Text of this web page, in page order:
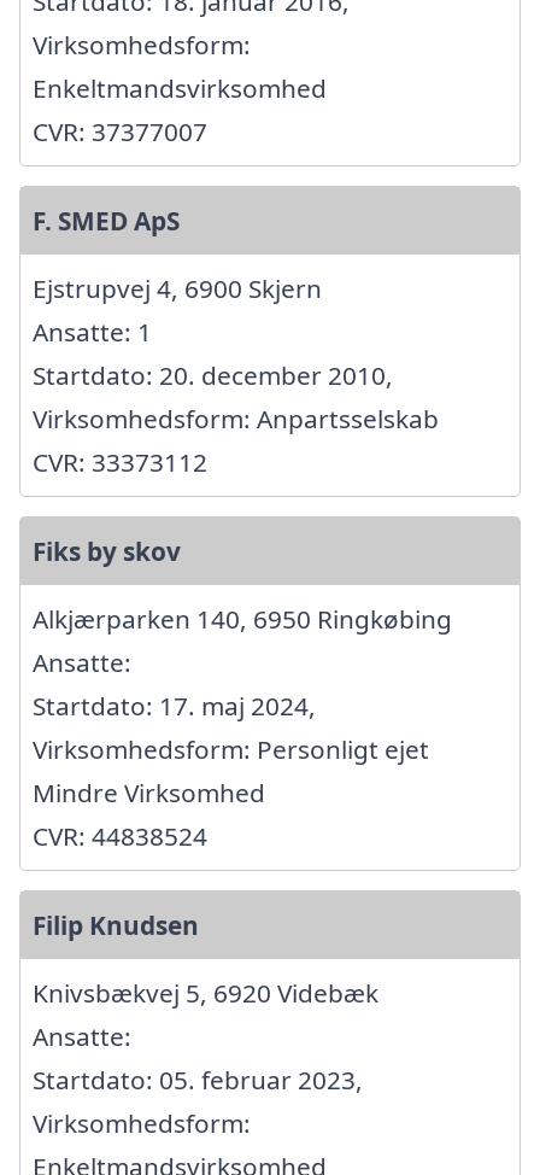
Virksomhedsform:
Enkeltmandsvirksomhed
CVR: 37377007
F. SMED ApS
Ejstrupvej 4, 6900 Skjern
Ansatte: 1
Startdato: 20. december 2010,
Virksomhedsform: Anpartsselskab
CVR: 33373112
Fiks by skov
Alkjærparken 140, 6950 Ringkøbing
Ansatte:
Startdato: 17. maj 2024,
Virksomhedsform: Personligt ejet
Mindre Virksomhed
CVR: 44838524
Filip Knudsen
Knivsbækvej 5, 6920 Videbæk
Ansatte:
Startdato: 05. februar 2023,
Virksomhedsform:
Enkeltmandsvirksomhed